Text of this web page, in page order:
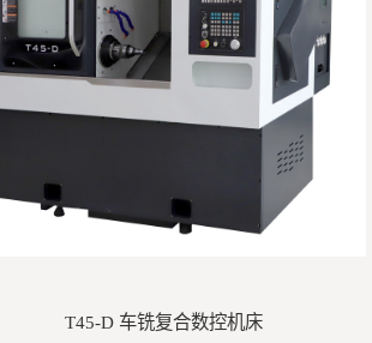
T45-D 车铣复合数控机床